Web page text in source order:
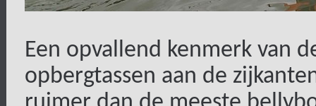
Een opvallend kenmerk van
opbergtassen aan de